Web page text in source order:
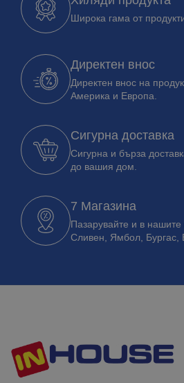
Широка гама от
Директен внос
Директен внос на
Америка и Европа.
Сигурна доставка
Сигурна и бърза
до вашия дом.
7 Магазина
Пазарувайте и в
Сливен, Ямбол, Бургас,